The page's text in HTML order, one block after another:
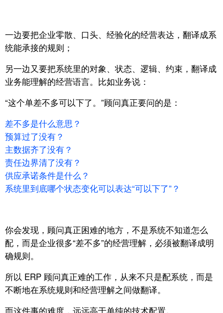
一边要把企业零散、口头、经验化的经营表达， 翻译成系
统能承接的规则；
另一边又要把系统里的对象、状态、逻辑、约束， 翻译成
业务能理解的经营语言。比如业务说：
“这个单差不多可以下了。”顾问真正要问的是：
差不多是什么意思？
预算过了没有？
主数据齐了没有？
责任边界清了没有？
供应承诺条件是什么？
系统里到底哪个状态变化可以表达“可以下了”？
你会发现，顾问真正困难的地方，不是系统不知道怎么
配， 而是企业很多“差不多”的经营理解，必须被翻译成明
确规则。
所以 ERP 顾问真正难的工作，从来不只是配系统， 而是
不断地在系统规则和经营理解之间做翻译。
而这件事的难度，远远高于单纯的技术配置。